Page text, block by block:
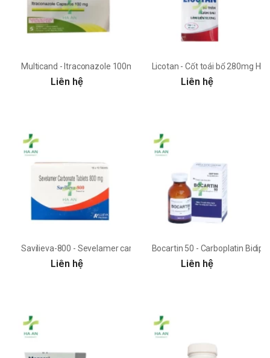
Multicand - Itraconazole 100mg Synmedic Labor
Liên hệ
Licotan - Cốt toái bổ 280mg HD
Liên hệ
Savilieva-800 - Sevelamer carbonate Allieva Pharma
Liên hệ
Bocartin 50 - Carboplatin
Liên hệ